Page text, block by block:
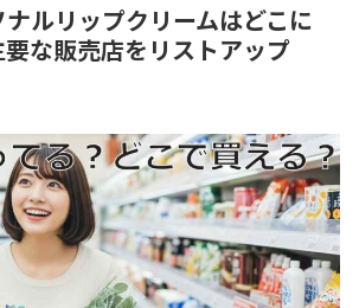
ルリップクリームはどこに
な販売店をリストアップ